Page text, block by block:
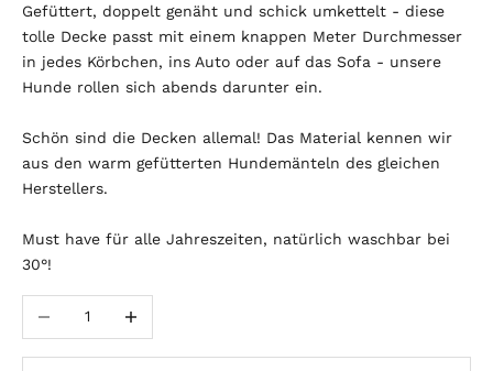
Gefüttert, doppelt genäht und schick umkettelt - diese
tolle Decke passt mit einem knappen Meter Durchmesser
in jedes Körbchen, ins Auto oder auf das Sofa - unsere
Hunde rollen sich abends darunter ein.
Schön sind die Decken allemal! Das Material kennen wir
aus den warm gefütterten Hundemänteln des gleichen
Herstellers.
Must have für alle Jahreszeiten, natürlich waschbar bei
30°!
Anzahl verringern